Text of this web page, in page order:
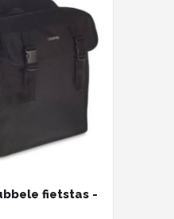
fietstas -